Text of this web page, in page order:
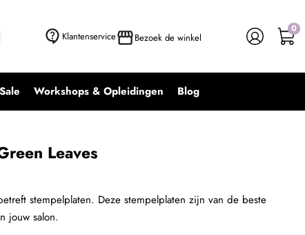
Klantenservice Bezoek de winkel
0
Sale Workshops & Opleidingen Blog
Leaves
stempelplaten. Deze stempelplaten zijn van de beste
jouw salon.